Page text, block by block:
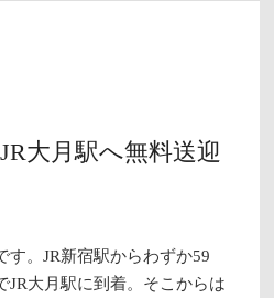
大月駅へ無料送迎
す。JR新宿駅からわずか59
JR大月駅に到着。そこからは